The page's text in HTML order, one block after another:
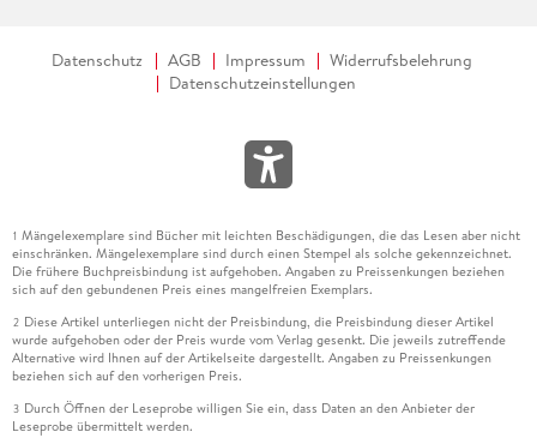
Datenschutz AGB Impressum
Widerrufsbelehrung
Datenschutzeinstellungen
1 Mängelexemplare sind Bücher mit leichten Beschädigungen, die das Lesen aber nicht
einschränken. Mängelexemplare sind durch einen Stempel als solche gekennzeichnet.
Die frühere Buchpreisbindung ist aufgehoben. Angaben zu Preissenkungen beziehen
sich auf den gebundenen Preis eines mangelfreien Exemplars.
2 Diese Artikel unterliegen nicht der Preisbindung, die Preisbindung dieser Artikel
wurde aufgehoben oder der Preis wurde vom Verlag gesenkt. Die jeweils zutreffende
Alternative wird Ihnen auf der Artikelseite dargestellt. Angaben zu Preissenkungen
beziehen sich auf den vorherigen Preis.
3 Durch Öffnen der Leseprobe willigen Sie ein, dass Daten an den Anbieter der
Leseprobe übermittelt werden.